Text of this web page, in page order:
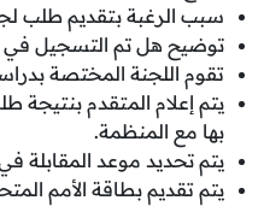
سبب الرغبة بتقديم طلب
توضيح هل تم التسجيل في
تقوم اللجنة المختصة
يتم إعلام المتقدم بنتيجة
بها مع المنظمة.
يتم تحديد موعد
يتم تقديم بطاقة الأمم